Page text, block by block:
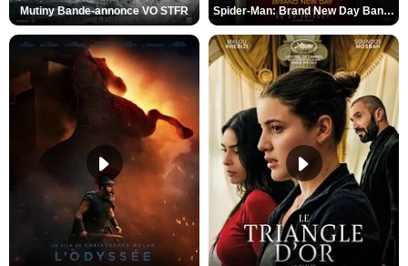
Mutiny Bande-annonce VO STFR Spider-Man: Brand New Day Bande-annonce VO STFR